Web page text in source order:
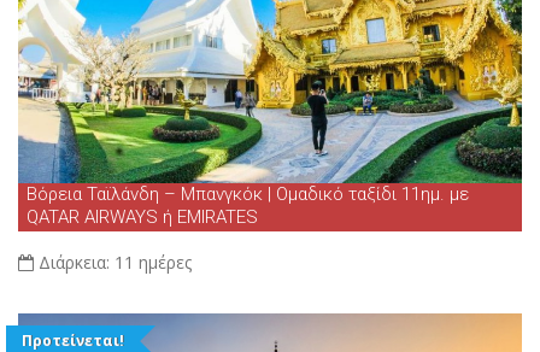
Βόρεια Ταϊλάνδη – Μπανγκόκ | Ομαδικό ταξίδι 11ημ. με
QATAR AIRWAYS ή EMIRATES
Διάρκεια: 11 ημέρες
Προτείνεται!